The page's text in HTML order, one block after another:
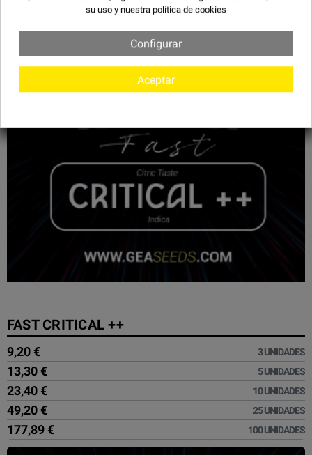
FAST CRITICAL ++
9,20 € 3 UNIDADES
13,30 € 5 UNIDADES
23,40 € 10 UNIDADES
49,20 € 25 UNIDADES
177,89 € 100 UNIDADES
su uso y nuestra política de cookies
Configurar
Aceptar